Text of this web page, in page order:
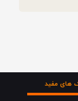
های مفید